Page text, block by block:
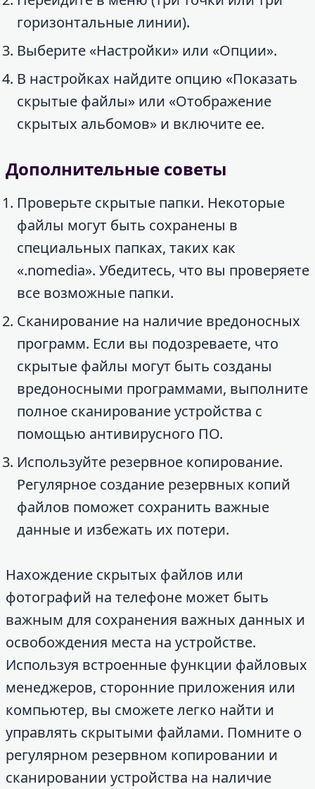
горизонтальные линии).
Выберите «Настройки» или «Опции».
В настройках найдите опцию «Показать
скрытые файлы» или «Отображение
скрытых альбомов» и включите ее.
Дополнительные советы
Проверьте скрытые папки. Некоторые
файлы могут быть сохранены в
специальных папках, таких как
«.nomedia». Убедитесь, что вы проверяете
все возможные папки.
Сканирование на наличие вредоносных
программ. Если вы подозреваете, что
скрытые файлы могут быть созданы
вредоносными программами, выполните
полное сканирование устройства с
помощью антивирусного ПО.
Используйте резервное копирование.
Регулярное создание резервных копий
файлов поможет сохранить важные
данные и избежать их потери.
Нахождение скрытых файлов или
фотографий на телефоне может быть
важным для сохранения важных данных и
освобождения места на устройстве.
Используя встроенные функции файловых
менеджеров, сторонние приложения или
компьютер, вы сможете легко найти и
управлять скрытыми файлами. Помните о
регулярном резервном копировании и
сканировании устройства на наличие